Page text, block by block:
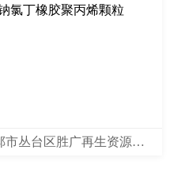
邯郸市丛台区胜广再生资源回收有限公司